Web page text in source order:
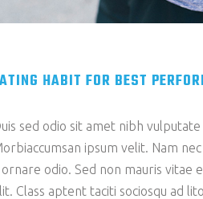
HABIT FOR BEST
sed odio sit amet nibh
ipsum velit. Nam
ornare odio. Sed non mauris vitae
Class aptent taciti sociosqu ad